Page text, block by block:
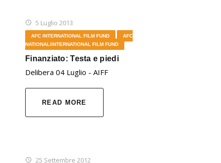
5 Luglio 2013
AFC INTERNATIONAL FILM FUND
AFC
NATIONAL/INTERNATIONAL FILM FUND
Finanziato: Testa e piedi
Delibera 04 Luglio - AIFF
READ MORE
25 Settembre 2012